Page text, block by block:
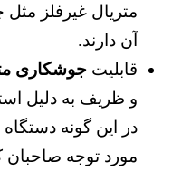
متریال غیرفلز
آن دارند.
قابلیت جوشکاری
و ظریف به دلیل
در این گونه
مورد توجه صاحبان